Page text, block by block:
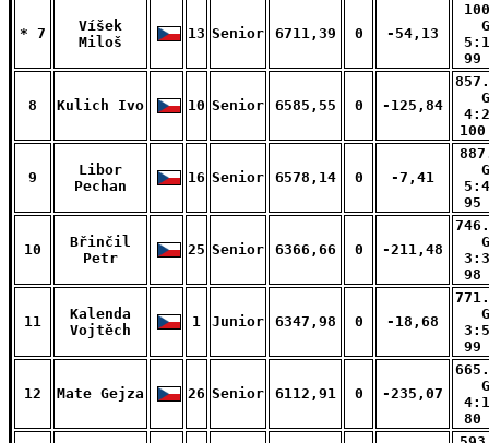
* 7
Víšek
Miloš
13 Senior 6711,39 0 -54,13
8 Kulich Ivo 10 Senior 6585,55 0 -125,84
9
Libor
Pechan
16 Senior 6578,14 0 -7,41
10
Břinčil
Petr
25 Senior 6366,66 0 -211,48
11
Kalenda
Vojtěch
1 Junior 6347,98 0 -18,68
12 Mate Gejza 26 Senior 6112,91 0 -235,07